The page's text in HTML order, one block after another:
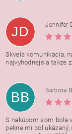
JD
Jennifer
Skvela komunikacia,
najvyhodnejsia takze
BB
Barbora
S nakúpom som bola
pekne mi bol